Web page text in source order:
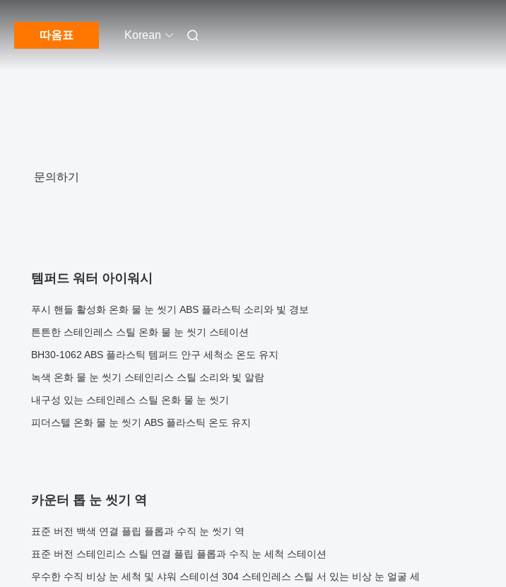
따옴표 Korean
문의하기
템퍼드 워터 아이워시
푸시 핸들 활성화 온화 물 눈 씻기 ABS 플라스틱 소리와 빛 경보
튼튼한 스테인레스 스틸 온화 물 눈 씻기 스테이션
BH30-1062 ABS 플라스틱 템퍼드 안구 세척소 온도 유지
녹색 온화 물 눈 씻기 스테인리스 스틸 소리와 빛 알람
내구성 있는 스테인레스 스틸 온화 물 눈 씻기
피더스텔 온화 물 눈 씻기 ABS 플라스틱 온도 유지
카운터 톱 눈 씻기 역
표준 버전 백색 연결 플립 플롭과 수직 눈 씻기 역
표준 버전 스테인리스 스틸 연결 플립 플롭과 수직 눈 세척 스테이션
우수한 수직 비상 눈 세척 및 샤워 스테이션 304 스테인레스 스틸 서 있는 비상 눈 얼굴 세